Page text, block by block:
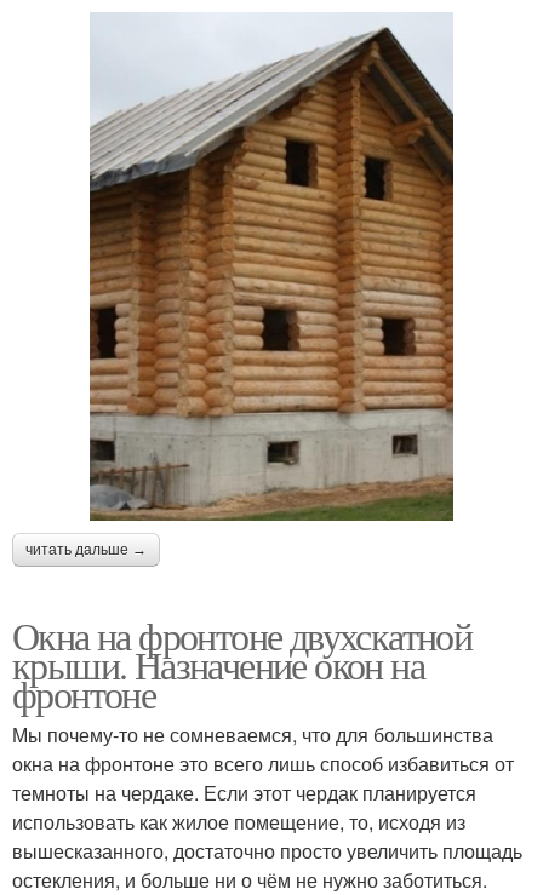
читать дальше →
Окна на фронтоне двухскатной
крыши. Назначение окон на
фронтоне
Мы почему-то не сомневаемся, что для большинства
окна на фронтоне это всего лишь способ избавиться от
темноты на чердаке. Если этот чердак планируется
использовать как жилое помещение, то, исходя из
вышесказанного, достаточно просто увеличить площадь
остекления, и больше ни о чём не нужно заботиться.